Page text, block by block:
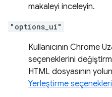
makaleyi inceleyin.
"options_ui"
Kullanıcının Chrome
seçeneklerini
HTML dosyasının
Yerleştirme seçenekleri